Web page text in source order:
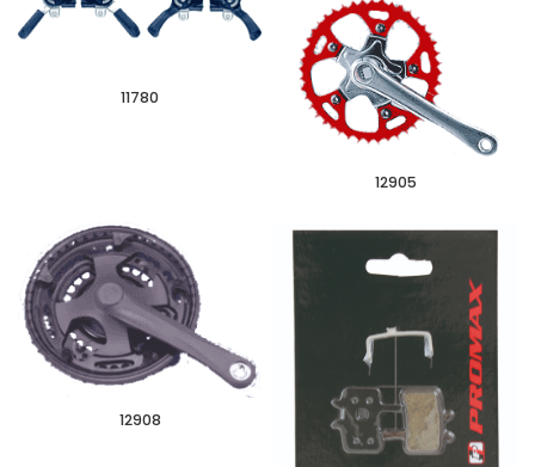
11780
12905
12908